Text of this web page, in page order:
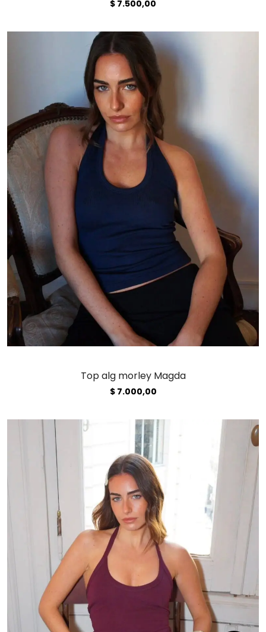
$ 7.500,00
Top alg morley Magda
$7.000,00